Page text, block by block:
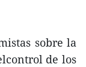
sobre la
de los